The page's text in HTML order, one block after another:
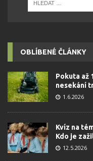
OBLÍBENÉ ČLÁNKY
Pokuta až
nesekání
1.6.2026
Kvíz na
Kdo je
12.5.2026